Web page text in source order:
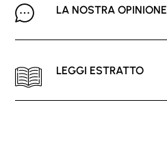
LA NOSTRA OPINIONE
LEGGI ESTRATTO